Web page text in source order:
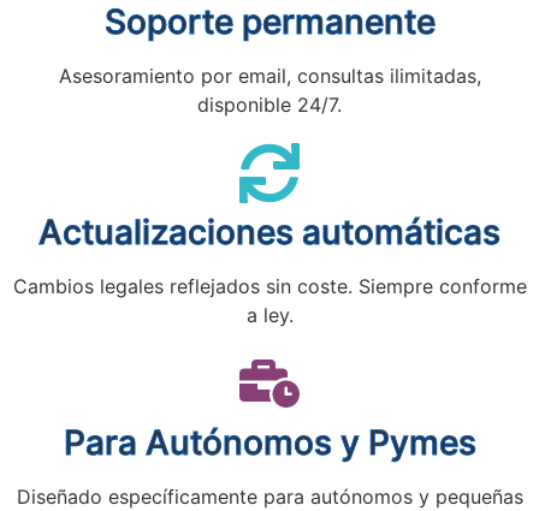
Soporte permanente
Asesoramiento por email, consultas ilimitadas,
disponible 24/7.
Actualizaciones automáticas
Cambios legales reflejados sin coste. Siempre conforme
a ley.
Para Autónomos y Pymes
Diseñado específicamente para autónomos y pequeñas